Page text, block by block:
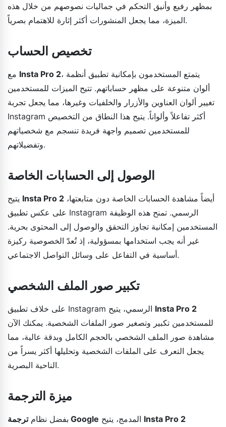
بمظهر رفيع وأنيق التحكم في جماليات نصوصهم من خلال هذه
الميزة، مما يجعل المنشورات أكثر إثارة للاهتمام بصرياً.
تخصيص الحساب
Insta Pro 2، يتمتع المستخدمون بإمكانية تطبيق أنظمة
ألوان متنوعة على مظهر حساباتهم. تتيح الميزات للمستخدمين
تغيير ألوان العناوين والأزرار والخلفيات وغيرها، مما يجعل تجربة
Instagram أكثر تفاعلاً وألواناً. يتيح هذا النطاق من التخصيص
للمستخدمين تصميم واجهة فريدة تنسجم مع شخصياتهم
وتفضيلاتهم.
الوصول إلى الحسابات الخاصة
Insta Pro 2
على عكس تطبيق Instagram الرسمي. تمنح هذه الوظيفة
المستخدمين إمكانية تجاوز التحقق والوصول إلى المحتوى بحرية.
غير أنه يجب استخدامها بمسؤولية، إذ تُعدّ الخصوصية ركيزة
أساسية في التفاعل على وسائل التواصل الاجتماعي.
تكبير صور الملف الشخصي
Insta Pro 2
للمستخدمين تكبير وتصغير صور الملفات الشخصية. يمكنك الآن
مشاهدة صور الملف الشخصي بالحجم الكامل وبدقة عالية، مما
يجعل التعرف على الملفات الشخصية وتحليلها أكثر يسراً من
الناحية البصرية.
ميزة الترجمة
بفضل نظام ترجمة Google
Insta Pro 2